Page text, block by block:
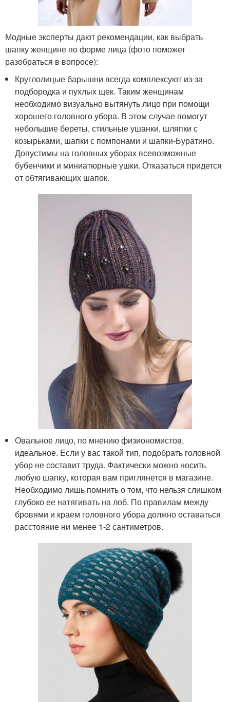
Модные эксперты дают рекомендации, как выбрать
шапку женщине по форме лица (фото поможет
разобраться в вопросе):
Круглолицые барышни всегда комплексуют из-за
подбородка и пухлых щек. Таким женщинам
необходимо визуально вытянуть лицо при помощи
хорошего головного убора. В этом случае помогут
небольшие береты, стильные ушанки, шляпки с
козырьками, шапки с помпонами и шапки-Буратино.
Допустимы на головных уборах всевозможные
бубенчики и миниатюрные ушки. Отказаться придется
от обтягивающих шапок.
Овальное лицо, по мнению физиономистов,
идеальное. Если у вас такой тип, подобрать головной
убор не составит труда. Фактически можно носить
любую шапку, которая вам приглянется в магазине.
Необходимо лишь помнить о том, что нельзя слишком
глубоко ее натягивать на лоб. По правилам между
бровями и краем головного убора должно оставаться
расстояние ни менее 1-2 сантиметров.